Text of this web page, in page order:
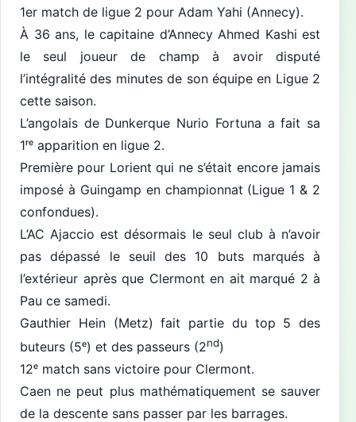
1er match de ligue 2 pour Adam Yahi (Annecy).
À 36 ans, le capitaine d’Annecy Ahmed Kashi est
le seul joueur de champ à avoir disputé
l’intégralité des minutes de son équipe en Ligue 2
cette saison.
L’angolais de Dunkerque Nurio Fortuna a fait sa
1ʳᵉ apparition en ligue 2.
Première pour Lorient qui ne s’était encore jamais
imposé à Guingamp en championnat (Ligue 1 & 2
confondues).
L’AC Ajaccio est désormais le seul club à n’avoir
pas dépassé le seuil des 10 buts marqués à
l’extérieur après que Clermont en ait marqué 2 à
Pau ce samedi.
Gauthier Hein (Metz) fait partie du top 5 des
buteurs (5ᵉ) et des passeurs (2nd)
12ᵉ match sans victoire pour Clermont.
Caen ne peut plus mathématiquement se sauver
de la descente sans passer par les barrages.